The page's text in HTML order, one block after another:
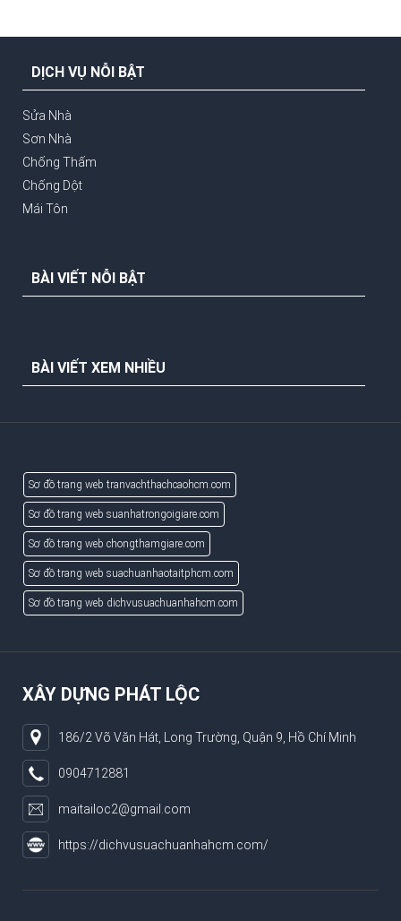
DỊCH VỤ NỖI BẬT
Sửa Nhà
Sơn Nhà
Chống Thấm
Chống Dột
Mái Tôn
BÀI VIẾT NỖI BẬT
BÀI VIẾT XEM NHIỀU
Sơ đồ trang web tranvachthachcaohcm.com
Sơ đồ trang web suanhatrongoigiare.com
Sơ đồ trang web chongthamgiare.com
Sơ đồ trang web suachuanhaotaitphcm.com
Sơ đồ trang web dichvusuachuanhahcm.com
XÂY DỰNG PHÁT LỘC
186/2 Võ Văn Hát, Long Trường, Quận 9, Hồ Chí Minh
0904712881
maitailoc2@gmail.com
https://dichvusuachuanhahcm.com/